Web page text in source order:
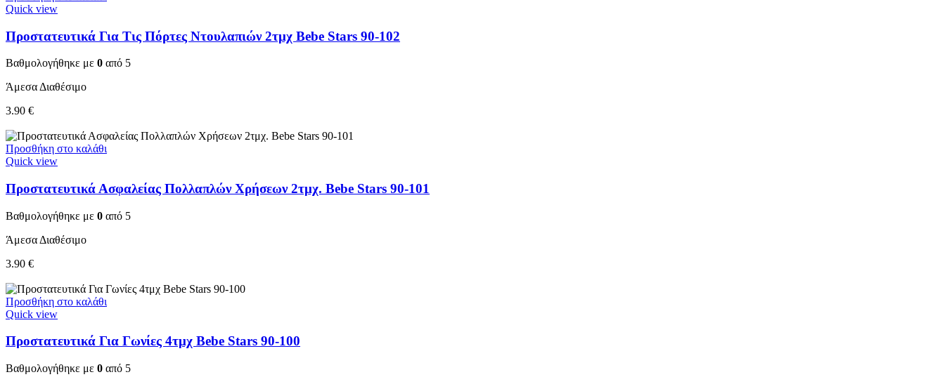
Quick view
Προστατευτικά Για Τις Πόρτες Ντουλαπιών 2τμχ Bebe Stars 90-102
Βαθμολογήθηκε με 0 από 5
Άμεσα Διαθέσιμο
3.90 €
Προσθήκη στο καλάθι
Quick view
Προστατευτικά Ασφαλείας Πολλαπλών Χρήσεων 2τμχ. Bebe Stars 90-101
Βαθμολογήθηκε με 0 από 5
Άμεσα Διαθέσιμο
3.90 €
Προσθήκη στο καλάθι
Quick view
Προστατευτικά Για Γωνίες 4τμχ Bebe Stars 90-100
Βαθμολογήθηκε με 0 από 5